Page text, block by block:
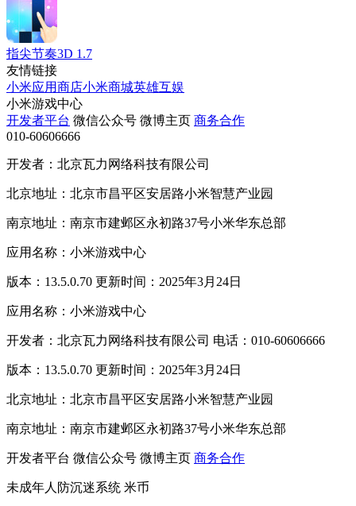
指尖节奏3D 1.7
友情链接
小米应用商店小米商城英雄互娱
小米游戏中心
开发者平台 微信公众号 微博主页 商务合作
010-60606666
开发者：北京瓦力网络科技有限公司
北京地址：北京市昌平区安居路小米智慧产业园
南京地址：南京市建邺区永初路37号小米华东总部
应用名称：小米游戏中心
版本：13.5.0.70 更新时间：2025年3月24日
应用名称：小米游戏中心
开发者：北京瓦力网络科技有限公司 电话：010-60606666
版本：13.5.0.70 更新时间：2025年3月24日
北京地址：北京市昌平区安居路小米智慧产业园
南京地址：南京市建邺区永初路37号小米华东总部
开发者平台 微信公众号 微博主页 商务合作
未成年人防沉迷系统 米币